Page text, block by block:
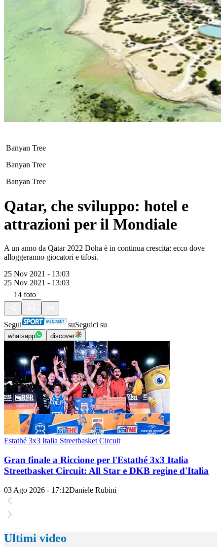
Banyan Tree
Banyan Tree
Banyan Tree
Qatar, che sviluppo: hotel e
attrazioni per il Mondiale
A un anno da Qatar 2022 Doha è in continua crescita: ecco dove
alloggeranno giocatori e tifosi.
25 Nov 2021 - 13:03
25 Nov 2021 - 13:03
14 foto
Segui suSeguici su
whatsapp discover
Estathé 3x3 Italia Streetbasket Circuit
Gran finale a Riccione per l'Estathé 3x3 Italia
Streetbasket Circuit: All Star e DKB regine d'Italia
03 Ago 2026 - 17:12Daniele Rubini
Ultimi video